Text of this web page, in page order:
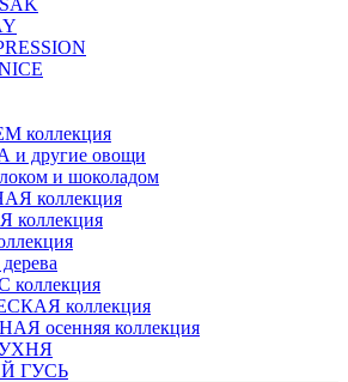
коллекция
другие овощи
и шоколадом
коллекция
коллекция
осенняя коллекция
ГУСЬ